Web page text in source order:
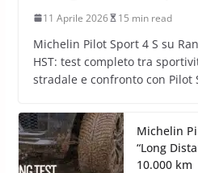
11 Aprile 2026 15 min read
Michelin Pilot Sport 4 S su
HST: test completo tra
stradale e confronto con Pilot
Michelin
“Long
10.000 km